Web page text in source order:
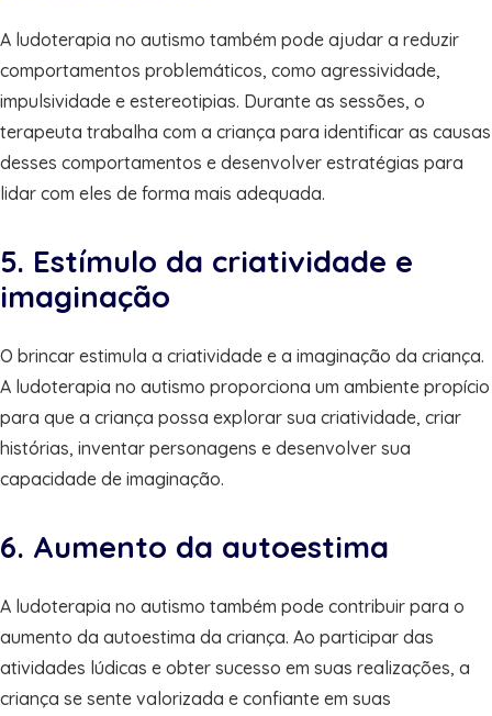
A ludoterapia no autismo também pode ajudar a reduzir
comportamentos problemáticos, como agressividade,
impulsividade e estereotipias. Durante as sessões, o
terapeuta trabalha com a criança para identificar as causas
desses comportamentos e desenvolver estratégias para
lidar com eles de forma mais adequada.
5. Estímulo da criatividade e
imaginação
O brincar estimula a criatividade e a imaginação da criança.
A ludoterapia no autismo proporciona um ambiente propício
para que a criança possa explorar sua criatividade, criar
histórias, inventar personagens e desenvolver sua
capacidade de imaginação.
6. Aumento da autoestima
A ludoterapia no autismo também pode contribuir para o
aumento da autoestima da criança. Ao participar das
atividades lúdicas e obter sucesso em suas realizações, a
criança se sente valorizada e confiante em suas